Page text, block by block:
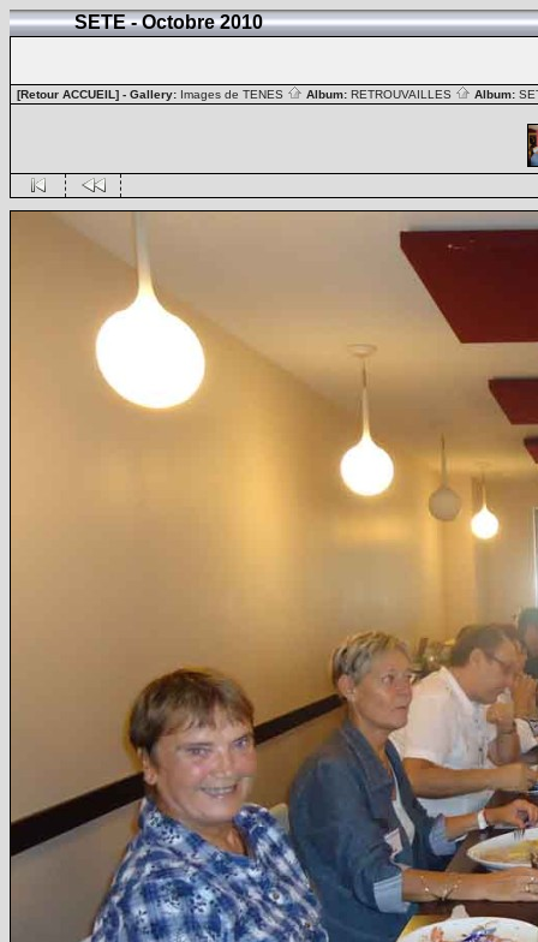
SETE - Octobre 2010
[Retour ACCUEIL] - Gallery: Images de TENES Album: RETROUVAILLES Album: